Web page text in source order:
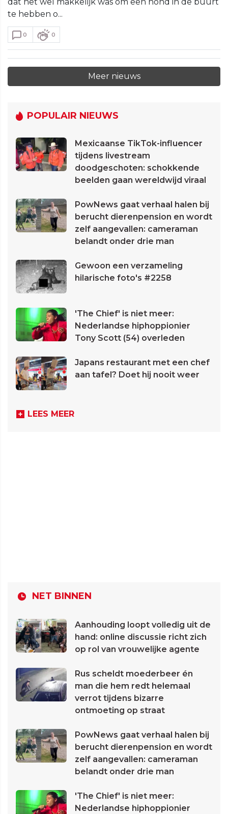
te hebben o...
0 0
Meer nieuws
POPULAIR NIEUWS
Mexicaanse TikTok-influencer
tijdens livestream
doodgeschoten: schokkende
beelden gaan wereldwijd viraal
PowNews gaat verhaal halen bij
berucht dierenpension en wordt
zelf aangevallen: cameraman
belandt onder drie man
Gewoon een verzameling
hilarische foto's #2258
'The Chief' is niet meer:
Nederlandse hiphoppionier
Tony Scott (54) overleden
Japans restaurant met een chef
aan tafel? Doet hij nooit weer
LEES MEER
NET BINNEN
Aanhouding loopt volledig uit de
hand: online discussie richt zich
op rol van vrouwelijke agente
Rus scheldt moederbeer én
man die hem redt helemaal
verrot tijdens bizarre
ontmoeting op straat
PowNews gaat verhaal halen bij
berucht dierenpension en wordt
zelf aangevallen: cameraman
belandt onder drie man
'The Chief' is niet meer:
Nederlandse hiphoppionier